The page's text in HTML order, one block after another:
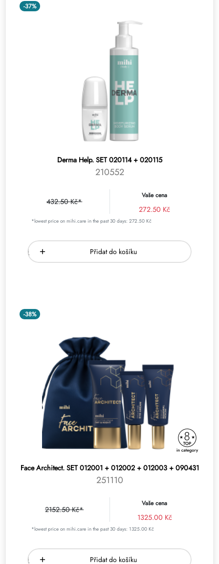
-37%
Derma Help. SET 020114 + 020115
210552
432.50 Kč*
Vaše cena
272.50 Kč
*lowest price on mihi.care in the past 30 days: 272.50 Kč
Přidat do košíku
-38%
Face Architect. SET 012001 + 012002 + 012003 + 090431
251110
2152.50 Kč*
Vaše cena
1325.00 Kč
*lowest price on mihi.care in the past 30 days: 1325.00 Kč
Přidat do košíku